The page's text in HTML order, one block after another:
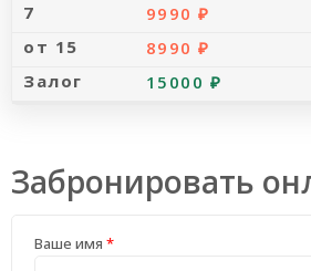
9990 ₽
8990 ₽
15000 ₽
Забронировать
Ваше имя *